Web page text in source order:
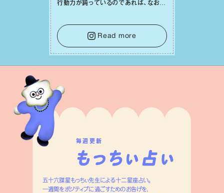
⾏動⼒が鈍っているのであれば、なおさ
を踏み出すのに役⽴つはず。また、広い
意味での「癒し」や「治療」が必要な⽇で
もあり、特に⼈間関係の改善は課題の⼀
つです。
Read more
毎週更新
五十六謀星もっちぃ先生による十二星座占い。
一週間をポジティブに過ごすためのお告げを、